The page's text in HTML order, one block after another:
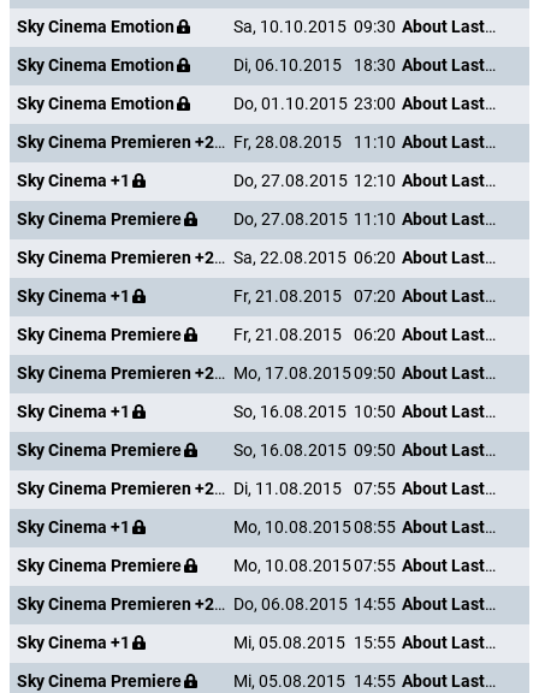
Sky Cinema Emotion
Sa, 10.10.2015 09:30
About Last Night
Sky Cinema Emotion
Di, 06.10.2015 18:30
About Last Night
Sky Cinema Emotion
Do, 01.10.2015 23:00
About Last Night
Sky Cinema Premieren +24 Fr, 28.08.2015 11:10
About Last Night
Sky Cinema +1
Do, 27.08.2015 12:10
About Last Night
Sky Cinema Premiere
Do, 27.08.2015 11:10
About Last Night
Sky Cinema Premieren +24 Sa, 22.08.2015 06:20
About Last Night
Sky Cinema +1
Fr, 21.08.2015 07:20
About Last Night
Sky Cinema Premiere
Fr, 21.08.2015 06:20
About Last Night
Sky Cinema Premieren +24 Mo, 17.08.201509:50
About Last Night
Sky Cinema +1
So, 16.08.2015 10:50
About Last Night
Sky Cinema Premiere
So, 16.08.2015 09:50
About Last Night
Sky Cinema Premieren +24 Di, 11.08.2015 07:55
About Last Night
Sky Cinema +1
Mo, 10.08.201508:55
About Last Night
Sky Cinema Premiere
Mo, 10.08.201507:55
About Last Night
Sky Cinema Premieren +24 Do, 06.08.2015 14:55
About Last Night
Sky Cinema +1
Mi, 05.08.2015 15:55
About Last Night
Sky Cinema Premiere
Mi, 05.08.2015 14:55
About Last Night